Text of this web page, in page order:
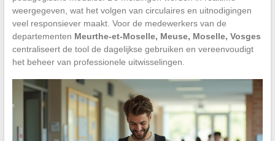
weergegeven, wat het volgen van circulaires en uitnodigingen
veel responsiever maakt. Voor de medewerkers van de
departementen Meurthe-et-Moselle, Meuse, Moselle, Vosges
centraliseert de tool de dagelijkse gebruiken en vereenvoudigt
het beheer van professionele uitwisselingen.